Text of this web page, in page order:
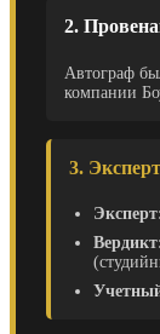
2.
Автограф
компании
3.